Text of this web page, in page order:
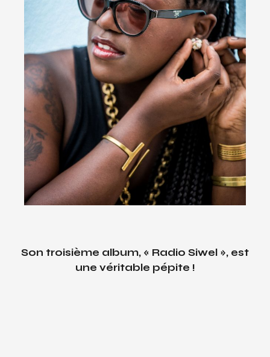
Son troisième album, « Radio Siwel », est
une véritable pépite !